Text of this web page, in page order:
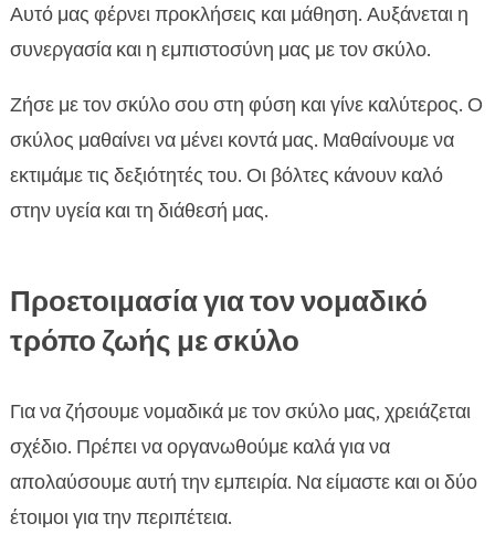
Αυτό μας φέρνει προκλήσεις και μάθηση. Αυξάνεται η
συνεργασία και η εμπιστοσύνη μας με τον σκύλο.
Ζήσε με τον σκύλο σου στη φύση και γίνε καλύτερος. Ο
σκύλος μαθαίνει να μένει κοντά μας. Μαθαίνουμε να
εκτιμάμε τις δεξιότητές του. Οι βόλτες κάνουν καλό
στην υγεία και τη διάθεσή μας.
Προετοιμασία για τον νομαδικό
τρόπο ζωής με σκύλο
Για να ζήσουμε νομαδικά με τον σκύλο μας, χρειάζεται
σχέδιο. Πρέπει να οργανωθούμε καλά για να
απολαύσουμε αυτή την εμπειρία. Να είμαστε και οι δύο
έτοιμοι για την περιπέτεια.